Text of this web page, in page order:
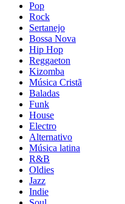
Pop
Rock
Sertanejo
Bossa Nova
Hip Hop
Reggaeton
Kizomba
Música Cristã
Baladas
Funk
House
Electro
Alternativo
Música latina
R&B
Oldies
Jazz
Indie